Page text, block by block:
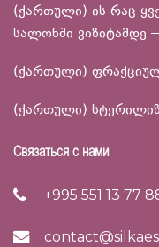
(ქართული) ის რაც
სალონში ვიზიტამდე
(ქართული)
(ქართული)
Связаться с нами
+995 551 13 77